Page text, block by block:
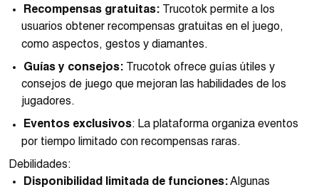
Recompensas gratuitas: Trucotok permite a los
usuarios obtener recompensas gratuitas en el juego,
como aspectos, gestos y diamantes.
Guías y consejos: Trucotok ofrece guías útiles y
consejos de juego que mejoran las habilidades de los
jugadores.
Eventos exclusivos: La plataforma organiza eventos
por tiempo limitado con recompensas raras.
Debilidades:
Disponibilidad limitada de funciones:Algunas